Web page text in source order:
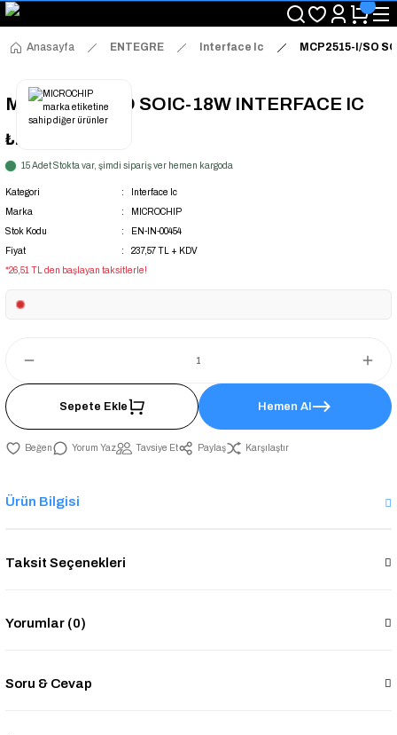
"Saat 14:00'a Kadar Verilen Siparişlerde Aynı Gün Kargo Avantajı!
"Binlerce Ürün Çeşitliliği ile Stoktan Hemen Teslim."
"Toptan Fiyatına Perakende Satış Avantajını Kaçırmayın!"
Anasayfa ENTEGRE Interface Ic MCP2515-I/SO
MCP2515-I/SO SOIC-18W INTERFACE IC
₺237,57
15 Adet Stokta var, şimdi sipariş ver hemen kargoda
Kategori
Interface Ic
Marka
MICROCHIP
Stok Kodu
EN-IN-00454
Fiyat
237,57 TL + KDV
*26,51 TL den başlayan taksitlerle!
Sepete Ekle Hemen Al
Yorum Yaz Tavsiye Et Paylaş Karşılaştır
Ürün Bilgisi
Taksit Seçenekleri
Yorumlar (0)
Soru & Cevap